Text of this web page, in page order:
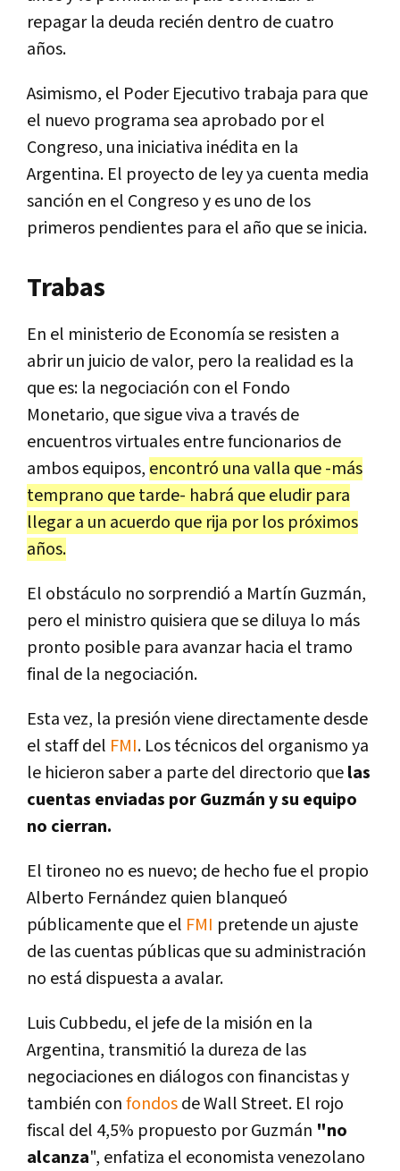
repagar la deuda recién dentro de cuatro
años.
Asimismo, el Poder Ejecutivo trabaja para que
el nuevo programa sea aprobado por el
Congreso, una iniciativa inédita en la
Argentina. El proyecto de ley ya cuenta media
sanción en el Congreso y es uno de los
primeros pendientes para el año que se inicia.
Trabas
En el ministerio de Economía se resisten a
abrir un juicio de valor, pero la realidad es la
que es: la negociación con el Fondo
Monetario, que sigue viva a través de
encuentros virtuales entre funcionarios de
ambos equipos, encontró una valla que -más
temprano que tarde- habrá que eludir para
llegar a un acuerdo que rija por los próximos
años.
El obstáculo no sorprendió a Martín Guzmán,
pero el ministro quisiera que se diluya lo más
pronto posible para avanzar hacia el tramo
final de la negociación.
Esta vez, la presión viene directamente desde
el staff del FMI. Los técnicos del organismo ya
le hicieron saber a parte del directorio quelas
cuentas enviadas por Guzmán y su equipo
no cierran.
El tironeo no es nuevo; de hecho fue el propio
Alberto Fernández quien blanqueó
públicamente que el FMI pretende un ajuste
de las cuentas públicas que su administración
no está dispuesta a avalar.
Luis Cubbedu, el jefe de la misión en la
Argentina, transmitió la dureza de las
negociaciones en diálogos con financistas y
también confondosde Wall Street. El rojo
fiscal del 4,5% propuesto por Guzmán "no
alcanza", enfatiza el economista venezolano